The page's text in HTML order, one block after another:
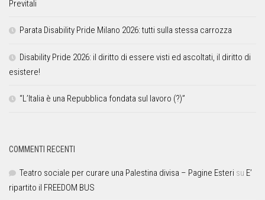
Previtali
Parata Disability Pride Milano 2026: tutti sulla stessa carrozza
Disability Pride 2026: il diritto di essere visti ed ascoltati, il diritto di
esistere!
“L’Italia è una Repubblica fondata sul lavoro (?)”
COMMENTI RECENTI
Teatro sociale per curare una Palestina divisa – Pagine Esteri su E’
ripartito il FREEDOM BUS